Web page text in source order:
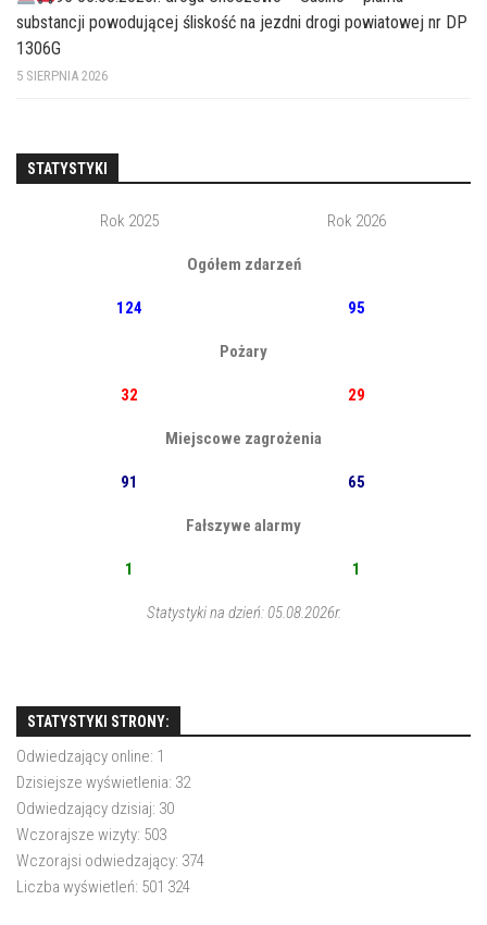
substancji powodującej śliskość na jezdni drogi powiatowej nr DP
1306G
5 SIERPNIA 2026
STATYSTYKI
Rok 2025 Rok 2026
Ogółem zdarzeń
124 95
Pożary
32 29
Miejscowe zagrożenia
91 65
Fałszywe alarmy
1 1
Statystyki na dzień: 05.08.2026r.
STATYSTYKI STRONY:
Odwiedzający online: 1
Dzisiejsze wyświetlenia: 32
Odwiedzający dzisiaj: 30
Wczorajsze wizyty: 503
Wczorajsi odwiedzający: 374
Liczba wyświetleń: 501 324